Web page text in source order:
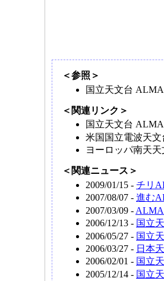
＜参照＞
国立天文台 ALMA
＜関連リンク＞
国立天文台
米国国立電波天文
ヨーロッパ南天天
＜関連ニュース＞
2009/01/15 - チリ
2007/08/07 - 進む
2007/03/09 -
2006/12/13 - 国立
2006/05/27 - 国立
2006/03/27 - 日本
2006/02/01 - 国立
2005/12/14 - 国立